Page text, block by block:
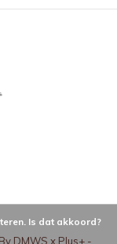
DMWS x Plus+ -
Is dat akkoord?